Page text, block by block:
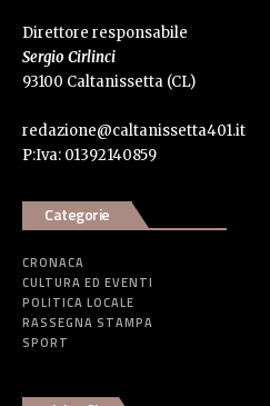
Direttore responsabile
Sergio Cirlinci
93100 Caltanissetta (CL)
redazione@caltanissetta401.it
P:Iva: 01392140859
Categorie
CRONACA
CULTURA ED EVENTI
POLITICA LOCALE
RASSEGNA STAMPA
SPORT